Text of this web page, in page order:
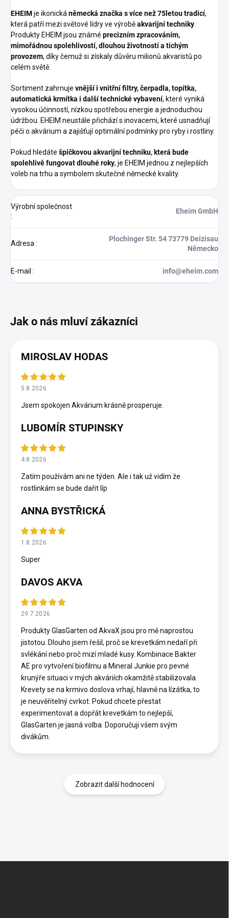
EHEIMje ikonická německá značka s více než 75letou tradicí,
která patří mezi světové lídry ve výroběakvarijní techniky
Produkty EHEIM jsou známé precizním zpracováním,
mimořádnou spolehlivostí, dlouhou životností a tichým
provozem, díky čemuž si získaly důvěru milionů akvaristů po
celém světě.
Sortiment zahrnuje vnější i vnitřní filtry, čerpadla, topítka,
automatická krmítka i další technické vybavení, které vyniká
vysokou účinností, nízkou spotřebou energie a jednoduchou
údržbou. EHEIM neustále přichází s inovacemi, které usnadňují
péči o akvárium a zajišťují optimální podmínky pro ryby i rostliny.
Pokud hledáte špičkovou akvarijní techniku, která bude
spolehlivě fungovat dlouhé roky, je EHEIM jednou z nejlepších
voleb na trhu a symbolem skutečné německé kvality.
Výrobní společnost
:
Eheim GmbH
Adresa :
Plochinger Str. 54 73779 Deizisau
Německo
E-mail : info@eheim.com
MIROSLAV HODAS
5.8.2026
Jsem spokojen Akvárium krásně prosperuje.
LUBOMÍR STUPINSKY
4.8.2026
Zatím používám ani ne týden. Ale i tak už vidím že
rostlinkám se bude dařit líp
ANNA BYSTŘICKÁ
1.8.2026
Super
DAVOS AKVA
29.7.2026
Produkty GlasGarten od AkvaX jsou pro mě naprostou
jistotou. Dlouho jsem řešil, proč se krevetkám nedaří při
svlékání nebo proč mizí mladé kusy. Kombinace Bakter
AE pro vytvoření biofilmu a Mineral Junkie pro pevné
krunýře situaci v mých akváriích okamžitě stabilizovala.
Krevety se na krmivo doslova vrhají, hlavně na lízátka, to
je neuvěřitelný cvrkot. Pokud chcete přestat
experimentovat a dopřát krevetkám to nejlepší,
GlasGarten je jasná volba. Doporučuji všem svým
divákům.
Zobrazit další hodnocení